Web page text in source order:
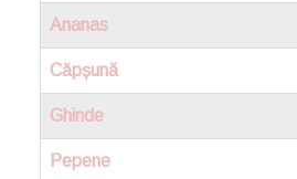
Ananas
Căpșună
Ghinde
Pepene